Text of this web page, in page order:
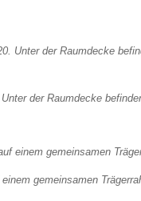
der Raumdecke
gemeinsamen